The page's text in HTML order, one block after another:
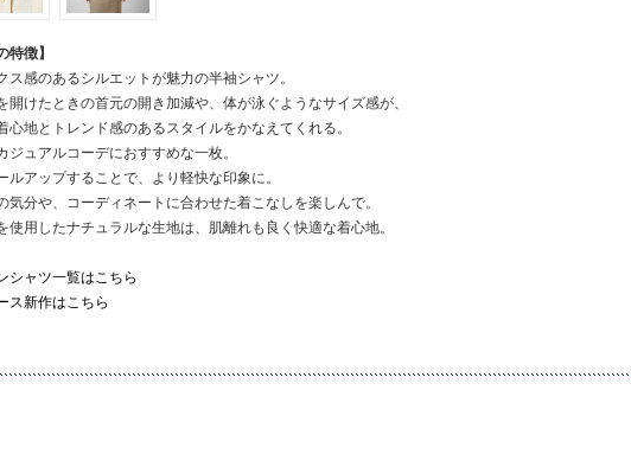
特徴】
ス感のあるシルエットが魅力の半袖シャツ。
開けたときの首元の開き加減や、体が泳ぐようなサイズ感が、
心地とトレンド感のあるスタイルをかなえてくれる。
ジュアルコーデにおすすめな一枚。
ルアップすることで、より軽快な印象に。
気分や、コーディネートに合わせた着こなしを楽しんで。
使用したナチュラルな生地は、肌離れも良く快適な着心地。
シャツ一覧はこちら
ス新作はこちら